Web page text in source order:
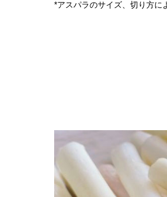
*アスパラのサイズ、切り方に